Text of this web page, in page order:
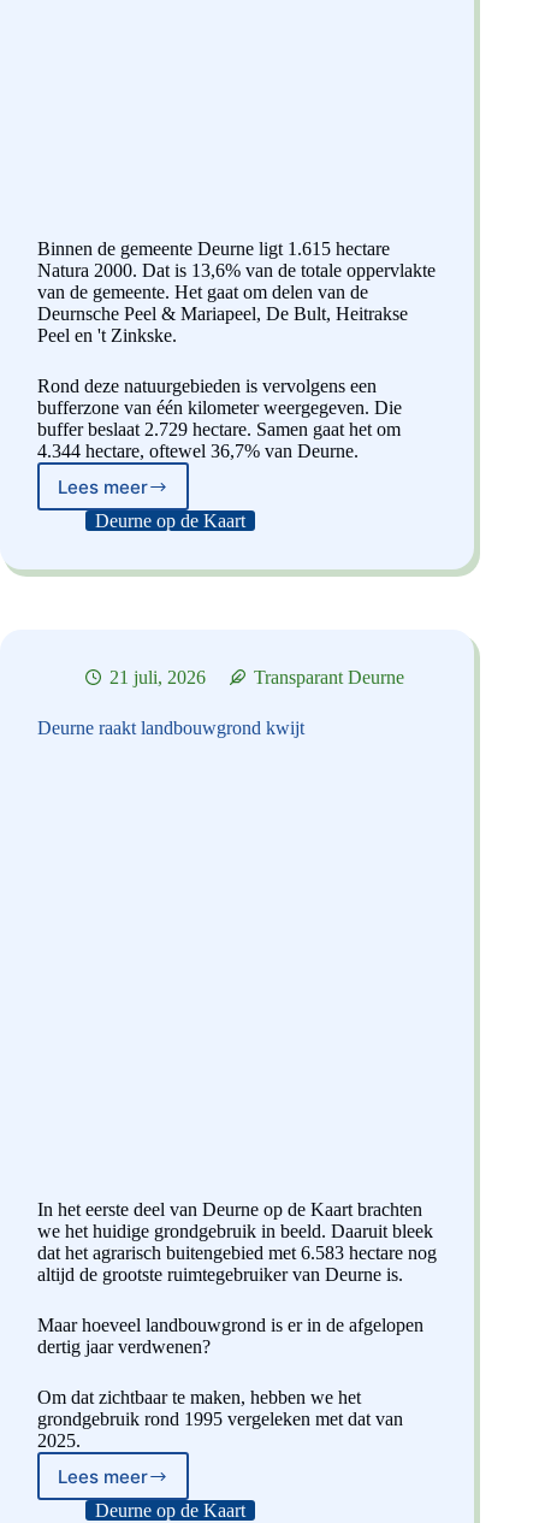
Binnen de gemeente Deurne ligt 1.615 hectare
Natura 2000. Dat is 13,6% van de totale oppervlakte
van de gemeente. Het gaat om delen van de
Deurnsche Peel & Mariapeel, De Bult, Heitrakse
Peel en 't Zinkske.
Rond deze natuurgebieden is vervolgens een
bufferzone van één kilometer weergegeven. Die
buffer beslaat 2.729 hectare. Samen gaat het om
4.344 hectare, oftewel 36,7% van Deurne.
Lees meer
Natura
2000
1
Deurne op de Kaart
21 juli, 2026 Transparant Deurne
Deurne raakt landbouwgrond kwijt
In het eerste deel van Deurne op de Kaart brachten
we het huidige grondgebruik in beeld. Daaruit bleek
dat het agrarisch buitengebied met 6.583 hectare nog
altijd de grootste ruimtegebruiker van Deurne is.
Maar hoeveel landbouwgrond is er in de afgelopen
dertig jaar verdwenen?
Om dat zichtbaar te maken, hebben we het
grondgebruik rond 1995 vergeleken met dat van
2025.
Lees meer
Deurne
raakt
Deurne op de Kaart